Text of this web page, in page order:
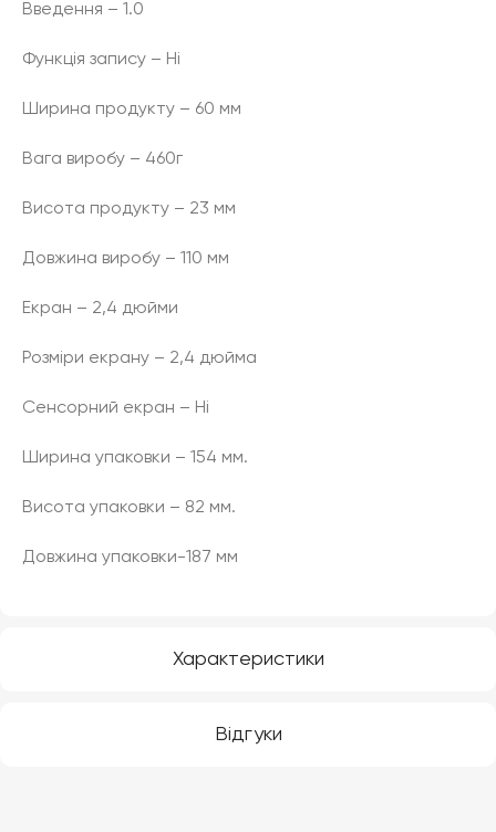
Характеристики
Відгуки
Введення – 1.0
Функція запису – Ні
Ширина продукту – 60 мм
Вага виробу – 460г
Висота продукту – 23 мм
Довжина виробу – 110 мм
Екран – 2,4 дюйми
Розміри екрану – 2,4 дюйма
Сенсорний екран – Ні
Ширина упаковки – 154 мм.
Висота упаковки – 82 мм.
Довжина упаковки-187 мм